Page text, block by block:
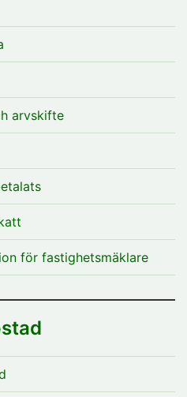
arvskifte
för fastighetsmäklare